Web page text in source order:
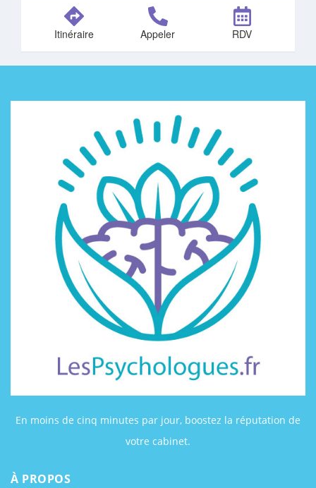
Itinéraire Appeler RDV
En moins de cinq minutes par jour, boostez la réputation de
votre cabinet.
À PROPOS